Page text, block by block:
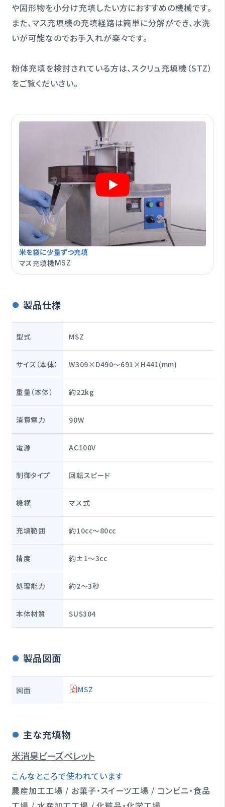
や固形物を小分け充填したい方におすすめの機械です。
また、マス充填機の充填経路は簡単に分解ができ、水洗
いが可能なのでお手入れが楽々です。
粉体充填を検討されている方は、スクリュ充填機（STZ）
をご覧くだいさい。
米を袋に少量ずつ充填
マス充填機MSZ
製品仕様
型式 MSZ
サイズ（本体） W309×D490～691×H441(mm)
重量（本体） 約22kg
消費電力 90W
電源 AC100V
制御タイプ 回転スピード
機構 マス式
充填範囲 約10cc〜80cc
精度 約±1〜3cc
処理能力 約2～3秒
本体材質 SUS304
製品図面
図面 MSZ
主な充填物
米消臭ビーズペレット
こんなところで使われています
農産加工工場 / お菓子・スイーツ工場 / コンビニ・食品